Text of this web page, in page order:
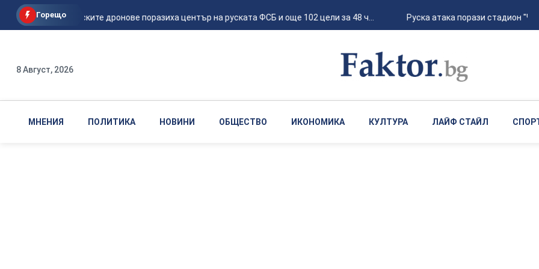
Горещо
Мадяр: Украинските дронове поразиха център на руската ФСБ и още 102 цели за 48 ч... Руска атака порази стадион
8 Август, 2026
МНЕНИЯ ПОЛИТИКА НОВИНИ ОБЩЕСТВО ИКОНОМИКА КУЛТУРА ЛАЙФ СТАЙЛ